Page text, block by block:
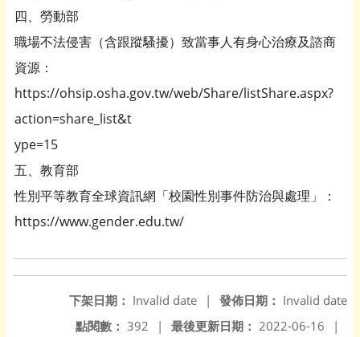
四、勞動部
職場不法侵害（含跟蹤騷擾）致當事人有身心治療及諮商
資源：
https://ohsip.osha.gov.tw/web/Share/listShare.aspx?
action=share_list&t
ype=15
五、教育部
性別平等教育全球資訊網「校園性別事件防治與處理」：
https://www.gender.edu.tw/
發佈日期： Invalid date
下架日期： Invalid date
|
最後更新日期： 2022-06-16 |
點閱數： 392 |